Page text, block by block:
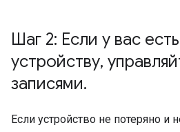
Шаг 2: Если у вас
устройству,
записями.
Если устройство не потеряно и